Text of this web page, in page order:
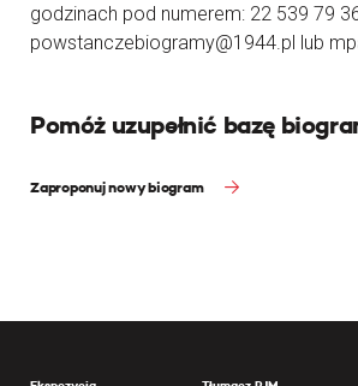
godzinach pod numerem: 22 539 79
powstanczebiogramy@1944.pl lub
Pomóż uzupełnić bazę
Zaproponuj nowy biogram